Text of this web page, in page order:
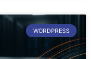
WORDPRESS